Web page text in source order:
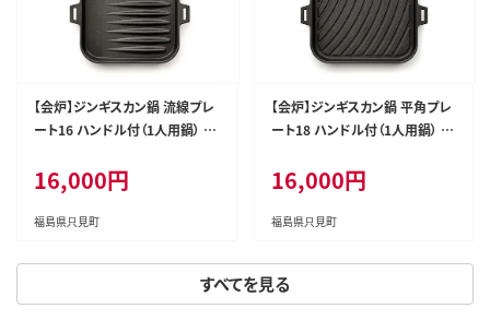
すべてを見る
【会炉】ジンギスカン鍋 流線プレ
ート16 ハンドル付（1人用鍋） 雑
16,000円
福島県只見町
【会炉】ジンギスカン鍋 平角プレ
ート18 ハンドル付（1人用鍋） 雑
16,000円
福島県只見町